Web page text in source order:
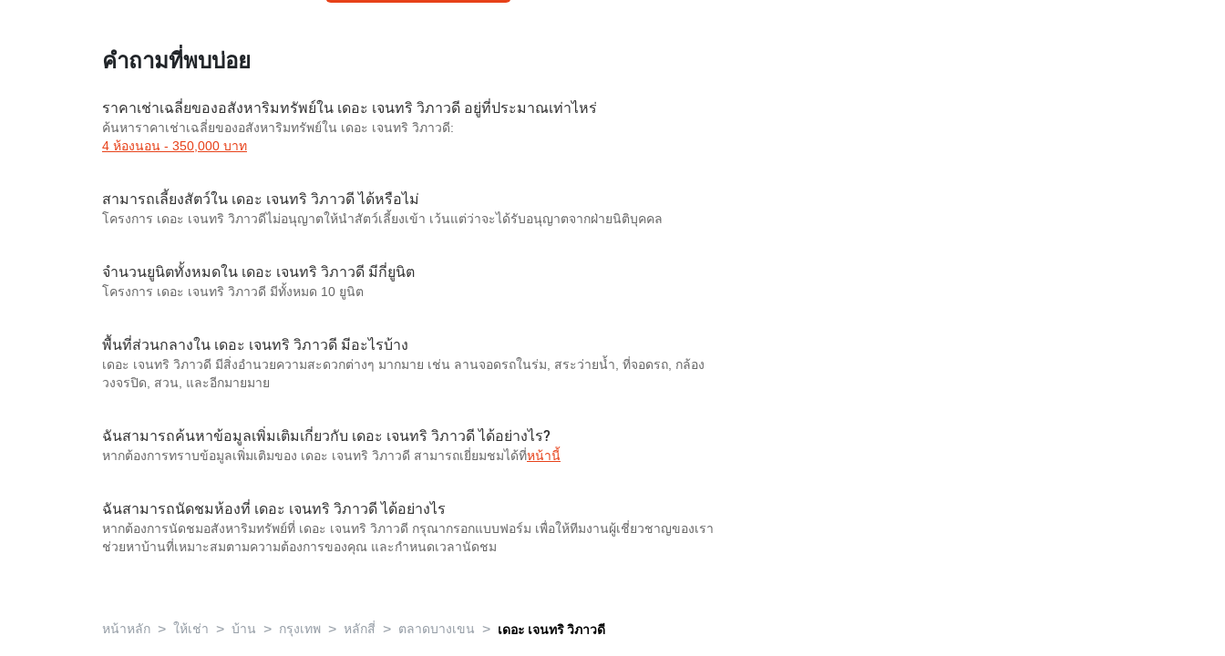
คำถามที่พบบ่อย
ราคาเช่าเฉลี่ยของอสังหาริมทรัพย์ใน เดอะ เจนทริ วิภาวดี อยู่ที่ประมาณเท่าไหร่
ค้นหาราคาเช่าเฉลี่ยของอสังหาริมทรัพย์ใน เดอะ เจนทริ วิภาวดี:
4 ห้องนอน - 350,000 บาท
สามารถเลี้ยงสัตว์ใน เดอะ เจนทริ วิภาวดี ได้หรือไม่
โครงการ เดอะ เจนทริ วิภาวดีไม่อนุญาตให้นำสัตว์เลี้ยงเข้า เว้นแต่ว่าจะได้รับอนุญาตจากฝ่ายนิติบุคคล
จำนวนยูนิตทั้งหมดใน เดอะ เจนทริ วิภาวดี มีกี่ยูนิต
โครงการ เดอะ เจนทริ วิภาวดี มีทั้งหมด 10 ยูนิต
พื้นที่ส่วนกลางใน เดอะ เจนทริ วิภาวดี มีอะไรบ้าง
เดอะ เจนทริ วิภาวดี มีสิ่งอำนวยความสะดวกต่างๆ มากมาย เช่น ลานจอดรถในร่ม, สระว่ายน้ำ, ที่จอดรถ, กล้อง
วงจรปิด, สวน, และอีกมายมาย
ฉันสามารถค้นหาข้อมูลเพิ่มเติมเกี่ยวกับ เดอะ เจนทริ วิภาวดี ได้อย่างไร?
หากต้องการทราบข้อมูลเพิ่มเติมของ เดอะ เจนทริ วิภาวดี สามารถเยี่ยมชมได้ที่หน้านี้
ฉันสามารถนัดชมห้องที่ เดอะ เจนทริ วิภาวดี ได้อย่างไร
หากต้องการนัดชมอสังหาริมทรัพย์ที่ เดอะ เจนทริ วิภาวดี กรุณากรอกแบบฟอร์ม เพื่อให้ทีมงานผู้เชี่ยวชาญของเรา
ช่วยหาบ้านที่เหมาะสมตามความต้องการของคุณ และกำหนดเวลานัดชม
หน้าหลัก > ให้เช่า > บ้าน > กรุงเทพ > หลักสี่ > ตลาดบางเขน > เดอะ เจนทริ วิภาวดี